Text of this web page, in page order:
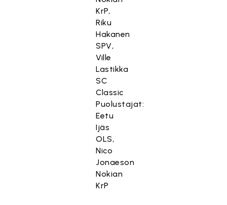
KrP,
Riku
Hakanen
SPV,
Ville
Lastikka
SC
Classic
Puolustajat:
Eetu
Ijäs
OLS,
Nico
Jonaeson
Nokian
KrP